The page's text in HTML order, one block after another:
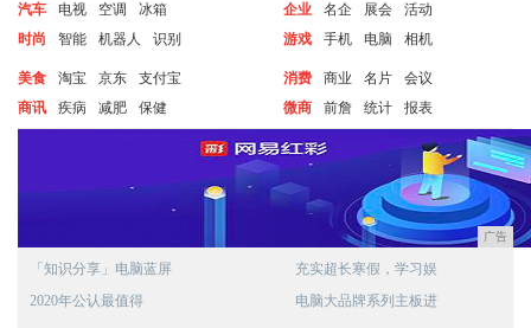
汽车 电视 空调
冰箱
时尚
智能 机器人 识别
企业 名企 展会
活动
游戏
手机 电脑 相机
美食 淘宝 京东
支付宝
商讯
疾病 减肥 保健
消费 商业 名片
会议
微商
前詹 统计 报表
广告
「知识分享」电脑蓝屏
2020年公认最值得
充实超长寒假，学习娱
电脑大品牌系列主板进